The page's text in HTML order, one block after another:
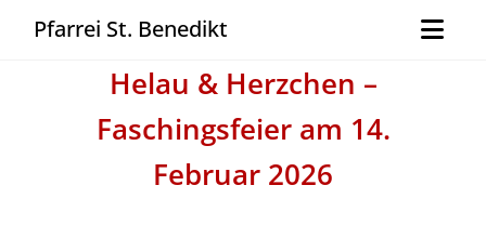
Pfarrei St. Benedikt
Helau & Herzchen –
Faschingsfeier am 14.
Februar 2026